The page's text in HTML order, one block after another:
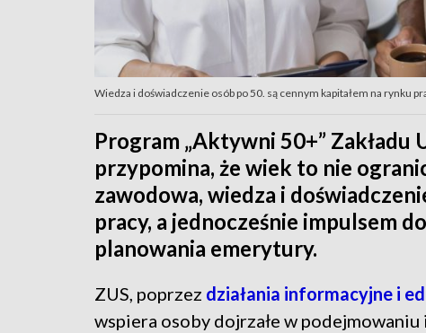
Wiedza i doświadczenie osób po 50. są cennym kapitałem na rynku
Program „Aktywni 50+” Zakładu
przypomina, że wiek to nie
zawodowa, wiedza i
pracy, a jednocześnie impulsem
planowania emerytury.
ZUS, poprzez działania informacyjne i
wspiera osoby dojrzałe w podejmowaniu i